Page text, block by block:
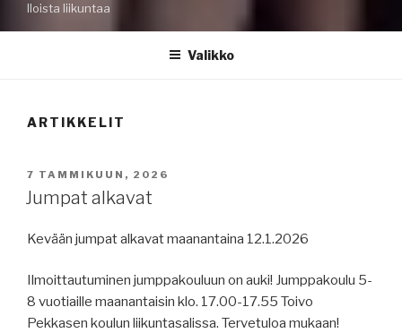
Iloista liikuntaa
Valikko
ARTIKKELIT
JULKAISTU
7 TAMMIKUUN, 2026
Jumpat alkavat
Kevään jumpat alkavat maanantaina 12.1.2026
Ilmoittautuminen jumppakouluun on auki! Jumppakoulu 5-
8 vuotiaille maanantaisin klo. 17.00-17.55 Toivo
Pekkasen koulun liikuntasalissa. Tervetuloa mukaan!